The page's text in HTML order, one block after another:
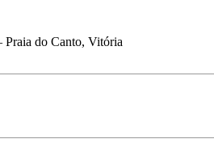
Praia do Canto, Vitória